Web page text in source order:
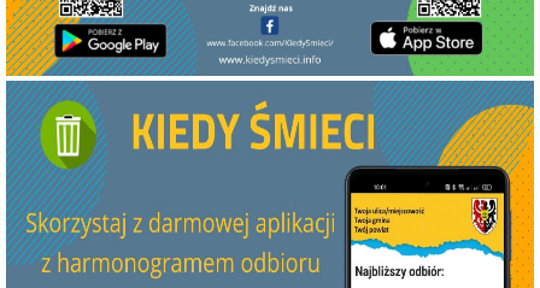
Czyste
Powietrze
-
Punkt
konsultacyjny
dla
Mieszkańców
Szczawna-
Zdroju
Decyzje
środowiskowe
Dowody
osobiste